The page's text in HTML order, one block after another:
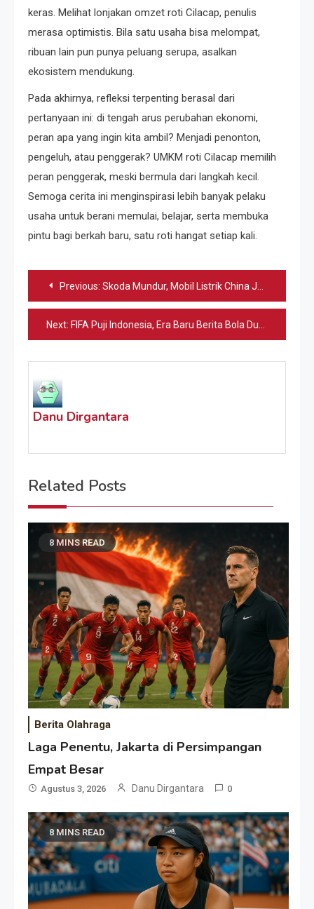
keras. Melihat lonjakan omzet roti Cilacap, penulis
merasa optimistis. Bila satu usaha bisa melompat,
ribuan lain pun punya peluang serupa, asalkan
ekosistem mendukung.
Pada akhirnya, refleksi terpenting berasal dari
pertanyaan ini: di tengah arus perubahan ekonomi,
peran apa yang ingin kita ambil? Menjadi penonton,
pengeluh, atau penggerak? UMKM roti Cilacap memilih
peran penggerak, meski bermula dari langkah kecil.
Semoga cerita ini menginspirasi lebih banyak pelaku
usaha untuk berani memulai, belajar, serta membuka
pintu bagi berkah baru, satu roti hangat setiap kali.
Navigasi
pos
Previous: Skoda Mundur, Mobil Listrik China Justru Melesat
Next: FIFA Puji Indonesia, Era Baru Berita Bola Dunia
Danu Dirgantara
Related Posts
8 MINS READ
Berita Olahraga
Laga Penentu, Jakarta di Persimpangan
Empat Besar
Agustus 3, 2026 Danu Dirgantara 0
8 MINS READ